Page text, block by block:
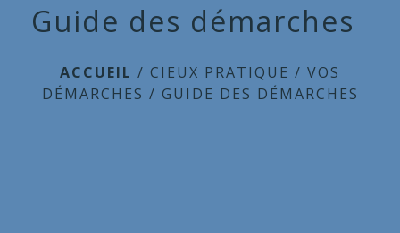
Guide des démarches
ACCUEIL / CIEUX PRATIQUE / VOS
DÉMARCHES / GUIDE DES DÉMARCHES